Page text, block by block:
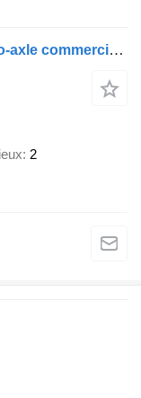
Niewiadów H25522HT Niewiadów two-axle commercial trailer
2